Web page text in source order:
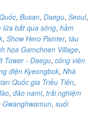
, Busan, Daegu, Seoul,
lửa bắt qua sông, hầm
, Show Hero Painter, tàu
họa Gamchoen Village,
Tower - Daegu, công viên
điện Kyeongbok, Nhà
Quốc gia Triều Tiên,
, đảo nami, trải nghiệm
, suối